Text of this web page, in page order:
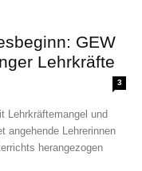
GEW
Lehrkräfte
3
Lehrkräftemangel und
angehende Lehrerinnen
herangezogen